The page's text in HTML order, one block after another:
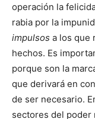
operación la
rabia por la
impulsos a los que
hechos. Es
porque son la
que derivará en
de ser necesario.
sectores del poder